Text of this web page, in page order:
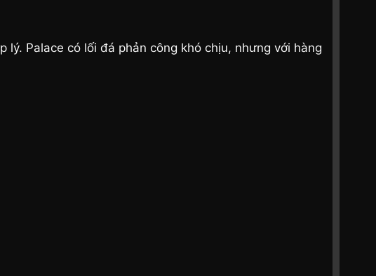
Palace có lối đá phản công khó chịu, nhưng với hàng